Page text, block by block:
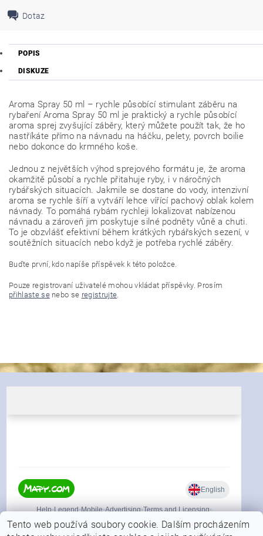
Dotaz
POPIS
DISKUZE
Aroma Spray 50 ml – rychle působící stimulant záběru na
rybaření Aroma Spray 50 ml je praktický a rychle působící
aroma sprej zvyšující záběry, který můžete použít tak, že ho
nastříkáte přímo na návnadu na háčku, pelety, povrch boilie
nebo dokonce do krmného koše.
Jednou z největších výhod sprejového formátu je, že aroma
okamžitě působí a rychle přitahuje ryby, i v náročných
rybářských situacích. Jakmile se dostane do vody, intenzivní
aroma se rychle šíří a vytváří lehce vířící pachový oblak kolem
návnady. To pomáhá rybám rychleji lokalizovat nabízenou
návnadu a zároveň jim poskytuje silné podněty vůně a chuti.
To je obzvlášť efektivní během krátkých rybářských sezení, v
soutěžních situacích nebo když je potřeba rychlé záběry.
Buďte první, kdo napíše příspěvek k této položce.
Pouze registrovaní uživatelé mohou vkládat příspěvky. Prosím
přihlaste senebo se registrujte.
Tento web používá soubory cookie. Dalším procházením